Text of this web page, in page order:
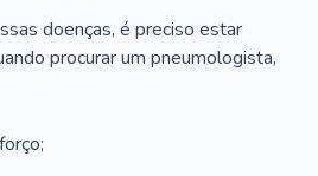
doenças, é preciso estar
procurar um pneumologista,